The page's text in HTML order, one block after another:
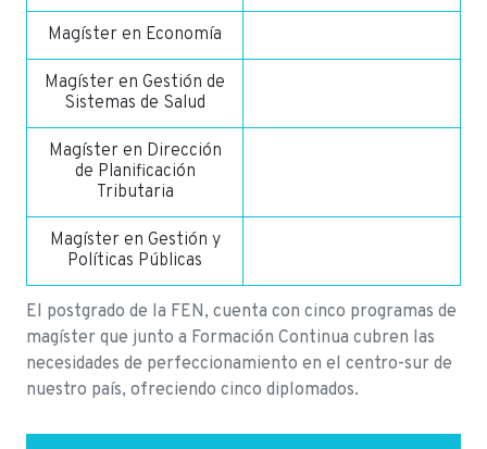
El postgrado de la FEN, cuenta con cinco programas de
magíster que junto a Formación Continua cubren las
necesidades de perfeccionamiento en el centro-sur de
nuestro país, ofreciendo cinco diplomados.
Magíster en Economía
Magíster en Gestión de
Sistemas de Salud
Magíster en Dirección
de Planificación
Tributaria
Magíster en Gestión y
Políticas Públicas